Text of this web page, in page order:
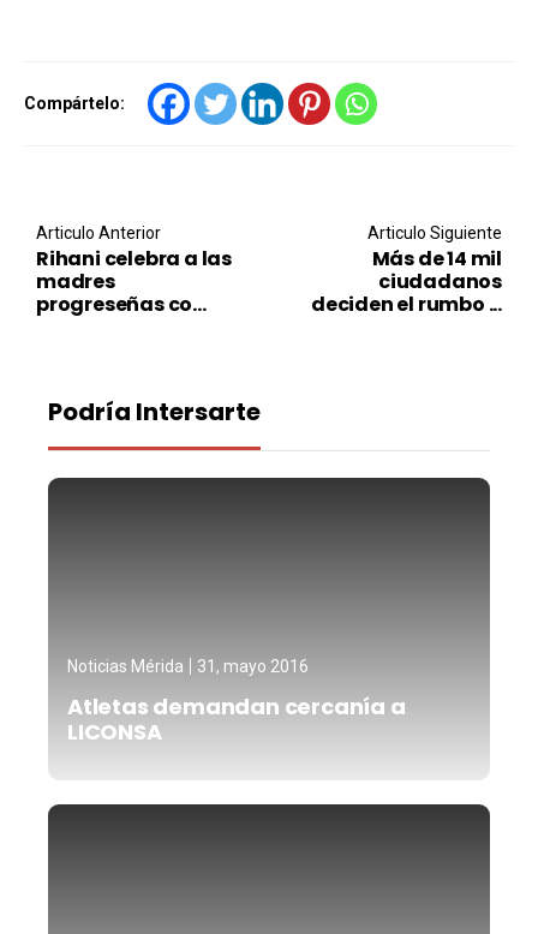
Compártelo:
Post navigation
Articulo Anterior
Rihani celebra a las
madres
progreseñas co...
Articulo Siguiente
Más de 14 mil
ciudadanos
deciden el rumbo ...
Podría Intersarte
Noticias Mérida 31, mayo 2016
Atletas demandan cercanía a
LICONSA